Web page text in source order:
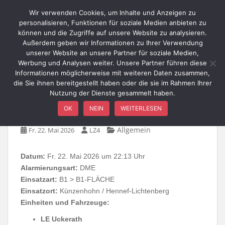
B1-FLÄCHE / Künzenhohn
Fr. 22. Mai 2026 LZ4 Allgemein
Datum: Fr. 22. Mai 2026 um 22:13 Uhr
Alarmierungsart: DME
Einsatzart: B1 > B1-FLÄCHE
Einsatzort: Künzenhohn / Hennef-Lichtenberg
Einheiten und Fahrzeuge:
LE Uckerath
Wir verwenden Cookies, um Inhalte und Anzeigen zu
personalisieren, Funktionen für soziale Medien anbieten zu
können und die Zugriffe auf unsere Website zu analysieren.
Außerdem geben wir Informationen zu Ihrer Verwendung
unserer Website an unsere Partner für soziale Medien,
Werbung und Analysen weiter. Unsere Partner führen diese
Informationen möglicherweise mit weiteren Daten zusammen,
die Sie ihnen bereitgestellt haben oder die sie im Rahmen Ihrer
Nutzung der Dienste gesammelt haben.
OK NEIN WEITERLESEN